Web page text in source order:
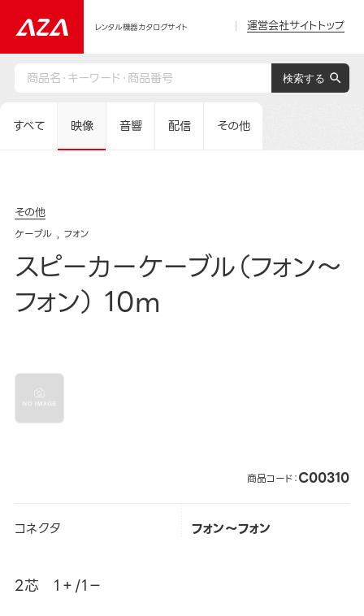
レンタル機器カタログサイト 運営会社サイトトップ
すべて 映像 音響 配信 その他
その他
ケーブル フォン
スピーカーケーブル（フォン～
フォン） 10m
商品コード：C00310
コネクタ フォン～フォン
2芯 1＋/1－